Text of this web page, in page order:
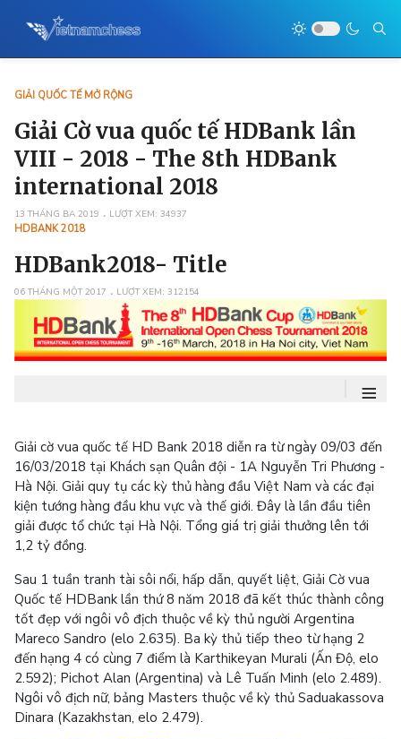
GIẢI QUỐC TẾ MỞ RỘNG
Giải Cờ vua quốc tế HDBank lần
VIII - 2018 - The 8th HDBank
international 2018
13 THÁNG BA 2019 LƯỢT XEM: 34937
HDBANK 2018
HDBank2018- Title
06 THÁNG MỘT 2017 LƯỢT XEM: 312154
≡
Giải cờ vua quốc tế HD Bank 2018 diễn ra từ ngày 09/03 đến
16/03/2018 tại Khách sạn Quân đội - 1A Nguyễn Tri Phương -
Hà Nội. Giải quy tụ các kỳ thủ hàng đầu Việt Nam và các đại
kiện tướng hàng đầu khu vực và thế giới. Đây là lần đầu tiên
giải được tổ chức tại Hà Nội. Tổng giá trị giải thưởng lên tới
1,2 tỷ đồng.
Sau 1 tuần tranh tài sôi nổi, hấp dẫn, quyết liệt, Giải Cờ vua
Quốc tế HDBank lần thứ 8 năm 2018 đã kết thúc thành công
tốt đẹp với ngôi vô địch thuộc về kỳ thủ người Argentina
Mareco Sandro (elo 2.635). Ba kỳ thủ tiếp theo từ hạng 2
đến hạng 4 có cùng 7 điểm là Karthikeyan Murali (Ấn Độ, elo
2.592); Pichot Alan (Argentina) và Lê Tuấn Minh (elo 2.489).
Ngôi vô địch nữ, bảng Masters thuộc về kỳ thủ Saduakassova
Dinara (Kazakhstan, elo 2.479).